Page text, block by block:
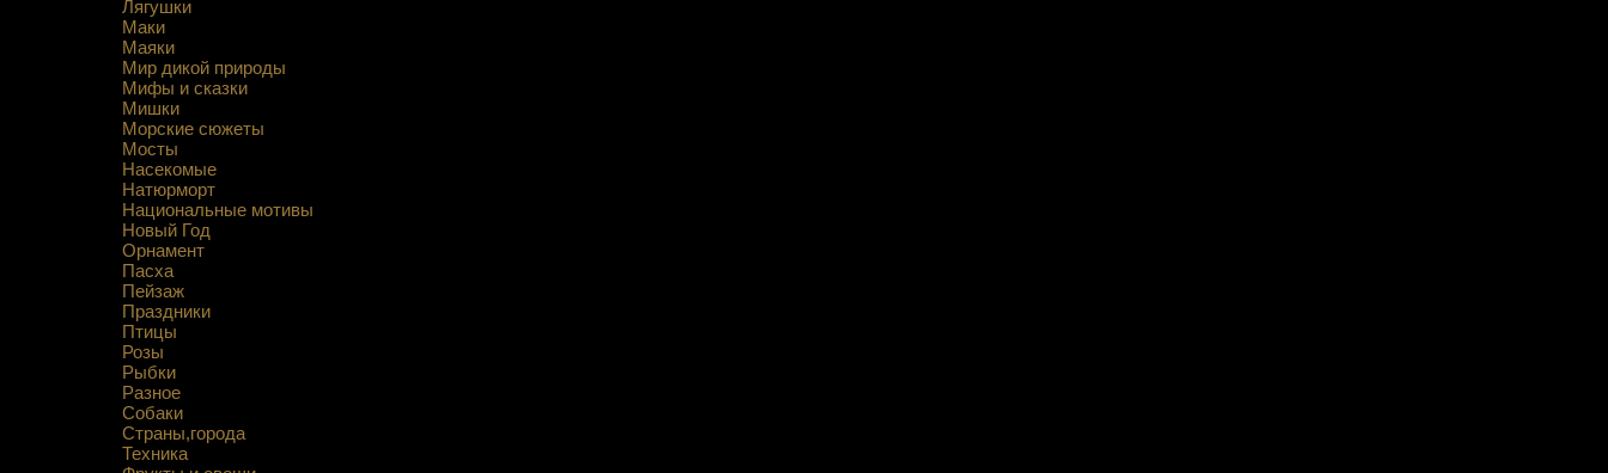
Лягушки
Маки
Маяки
Мир дикой природы
Мифы и сказки
Мишки
Морские сюжеты
Мосты
Насекомые
Натюрморт
Национальные мотивы
Новый Год
Орнамент
Пасха
Пейзаж
Праздники
Птицы
Розы
Рыбки
Разное
Собаки
Страны,города
Техника